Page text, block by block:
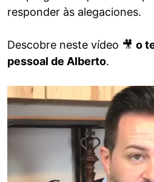
responder às alegaciones.
Descobre neste vídeo 🎥 o
pessoal de Alberto.